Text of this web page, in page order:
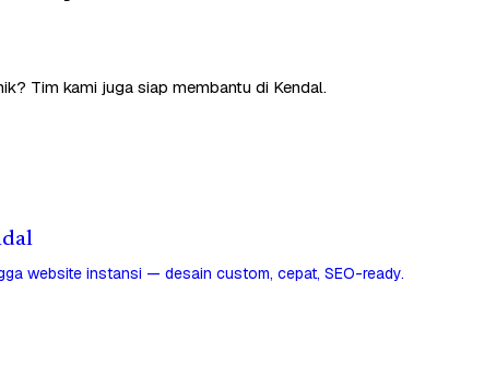
Tim kami juga siap membantu di Kendal.
website instansi — desain custom, cepat, SEO-ready.